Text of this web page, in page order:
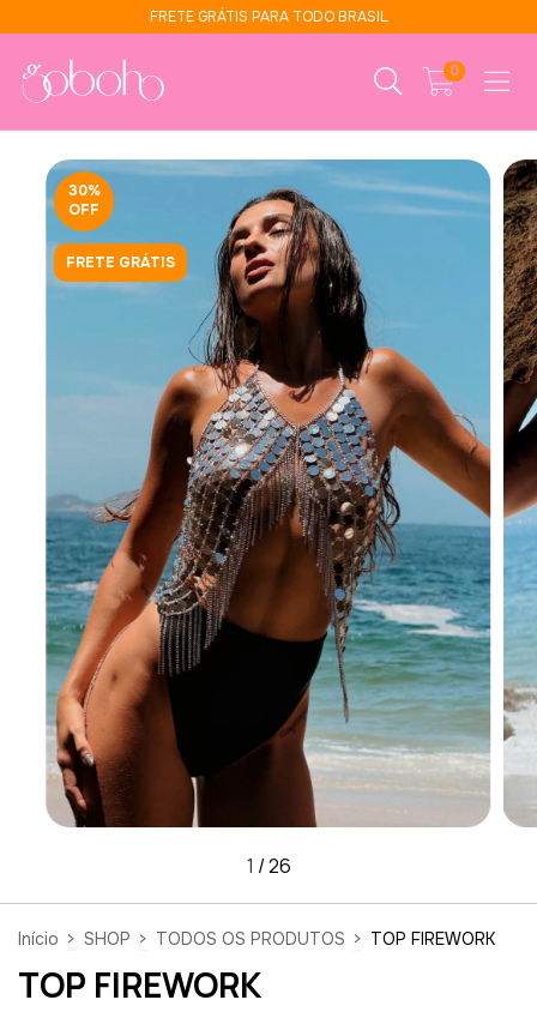
FRETE GRÁTIS PARA TODO BRASIL
0
30%
OFF
FRETE GRÁTIS
1 /26
Início > SHOP > TODOS OS PRODUTOS > TOP FIREWORK
TOP FIREWORK